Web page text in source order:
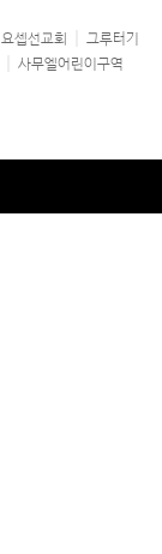
요셉선교회
그루터기
사무엘어린이구역